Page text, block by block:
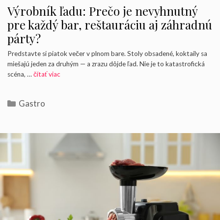
Výrobník ľadu: Prečo je nevyhnutný
pre každý bar, reštauráciu aj záhradnú
párty?
Predstavte si piatok večer v plnom bare. Stoly obsadené, koktaily sa
miešajú jeden za druhým — a zrazu dôjde ľad. Nie je to katastrofická
scéna, … čítať viac
Kategórie
Gastro